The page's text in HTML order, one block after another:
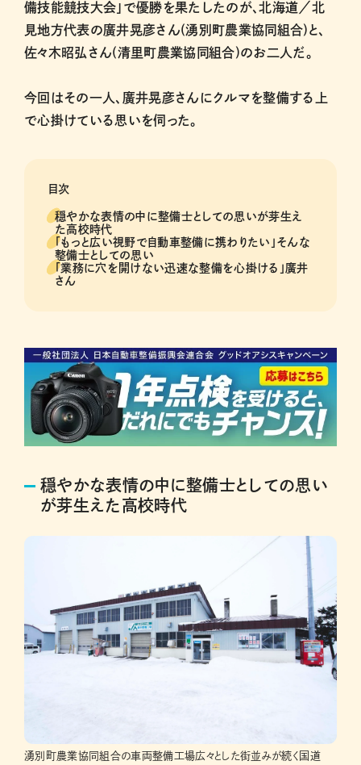
備技能競技大会」で優勝を果たしたのが、北海道／北
見地方代表の廣井晃彦さん(湧別町農業協同組合)と、
佐々木昭弘さん(清里町農業協同組合)のお二人だ。
今回はその一人、廣井晃彦さんにクルマを整備する上
で心掛けている思いを伺った。
目次
穏やかな表情の中に整備士としての思いが芽生え
た高校時代
「もっと広い視野で自動車整備に携わりたい」そんな
整備士としての思い
「業務に穴を開けない迅速な整備を心掛ける」廣井
さん
穏やかな表情の中に整備士としての思い
が芽生えた高校時代
湧別町農業協同組合の車両整備工場広々とした街並みが続く国道